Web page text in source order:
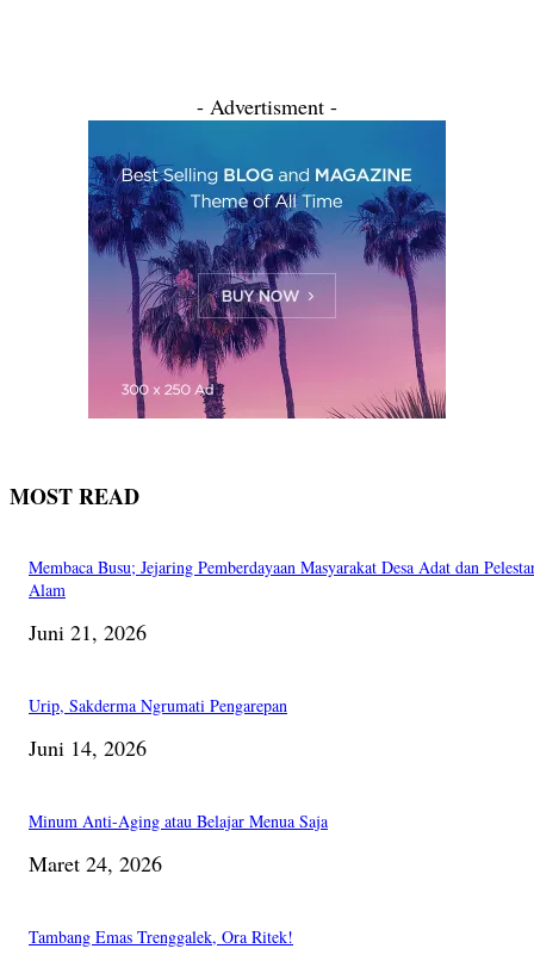
- Advertisment -
MOST READ
Membaca Busu; Jejaring Pemberdayaan Masyarakat Desa Adat dan
Alam
Juni 21, 2026
Urip, Sakderma Ngrumati Pengarepan
Juni 14, 2026
Minum Anti-Aging atau Belajar Menua Saja
Maret 24, 2026
Tambang Emas Trenggalek, Ora Ritek!